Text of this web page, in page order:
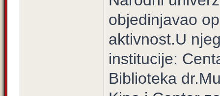
objedinjavao
aktivnost.U
institucije:
Biblioteka